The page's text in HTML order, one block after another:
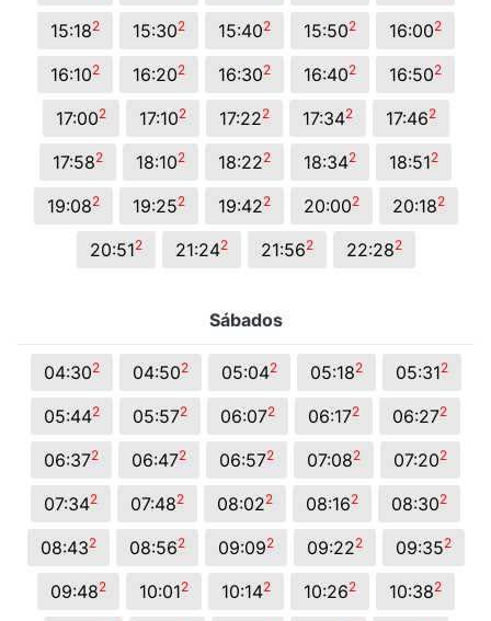
15:182 15:302 15:402 15:502 16:002
16:102 16:202 16:302 16:402 16:502
17:002 17:102 17:222 17:342 17:462
17:582 18:102 18:222 18:342 18:512
19:082 19:252 19:422 20:002 20:182
20:512 21:242 21:562 22:282
Sábados
04:302 04:502 05:042 05:182 05:312
05:442 05:572 06:072 06:172 06:272
06:372 06:472 06:572 07:082 07:202
07:342 07:482 08:022 08:162 08:302
08:432 08:562 09:092 09:222 09:352
09:482 10:012 10:142 10:262 10:382